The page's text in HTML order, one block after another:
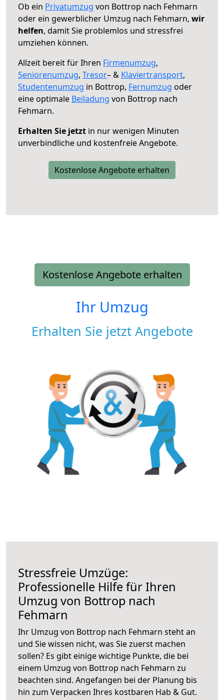
Ob ein Privatumzug von Bottrop nach Fehmarn
oder ein gewerblicher Umzug nach Fehmarn, wir
helfen, damit Sie problemlos und stressfrei
umziehen können.
Allzeit bereit für Ihren Firmenumzug,
Seniorenumzug, Tresor– & Klaviertransport,
Studentenumzug in Bottrop, Fernumzug oder
eine optimale Beiladung von Bottrop nach
Fehmarn.
Erhalten Sie jetzt in nur wenigen Minuten
unverbindliche und kostenfreie Angebote.
Kostenlose Angebote erhalten
Kostenlose Angebote erhalten
Ihr Umzug
Erhalten Sie jetzt Angebote
Stressfreie Umzüge:
Professionelle Hilfe für Ihren
Umzug von Bottrop nach
Fehmarn
Ihr Umzug von Bottrop nach Fehmarn steht an
und Sie wissen nicht, was Sie zuerst machen
sollen? Es gibt einige wichtige Punkte, die bei
einem Umzug von Bottrop nach Fehmarn zu
beachten sind. Angefangen bei der Planung bis
hin zum Verpacken Ihres kostbaren Hab & Gut.